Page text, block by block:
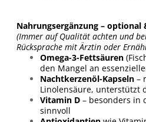
Nahrungsergänzung –
(Immer auf Qualität achten und
Rücksprache mit Ärztin oder
Omega-3-Fettsäuren
den Mangel an
Nachtkerzenöl-Kapseln –
Linolensäure, unterstützt
Vitamin D – besonders in
sinnvoll